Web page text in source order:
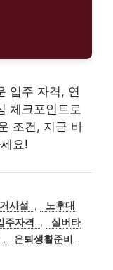
입주 자격, 연
체크포인트로
조건, 지금 바
요!
시설 ,
노후대
주자격 ,
실버타
, 은퇴생활준비